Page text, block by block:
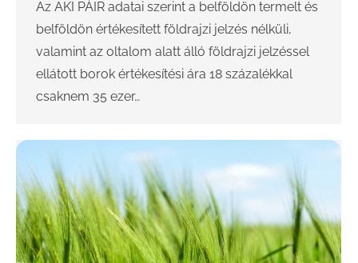
Az AKI PÁIR adatai szerint a belföldön termelt és
belföldön értékesített földrajzi jelzés nélküli,
valamint az oltalom alatt álló földrajzi jelzéssel
ellátott borok értékesítési ára 18 százalékkal
csaknem 35 ezer…